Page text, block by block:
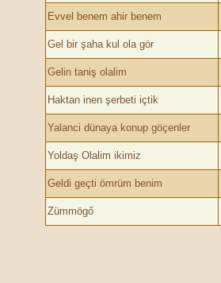
Evvel benem ahir benem
Gel bir şaha kul ola gör
Gelin taniş olalim
Haktan inen şerbeti içtik
Yalanci dünaya konup göçenler
Yoldaş Olalim ikimiz
Geldi geçti ömrüm benim
Zümmögő